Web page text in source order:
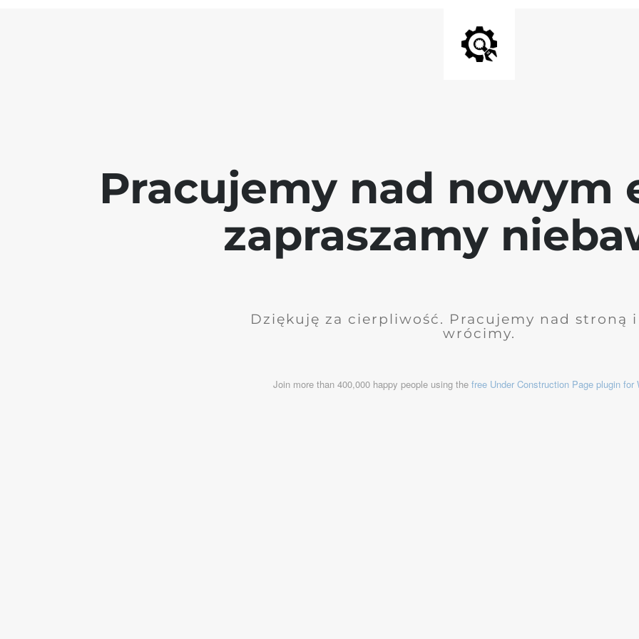
Pracujemy nad nowym
zapraszamy
Dziękuję za cierpliwość. Pracujemy nad stroną
wrócimy.
Join more than 400,000 happy people using the free Under Construction Page plugin for